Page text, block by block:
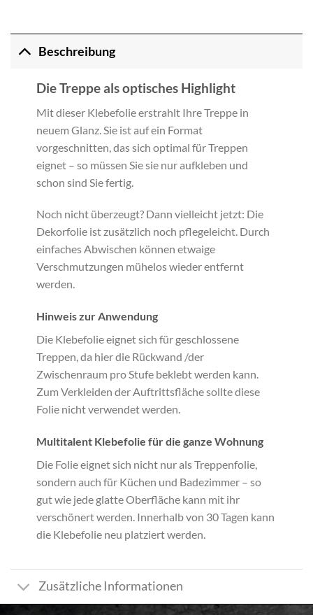
Beschreibung
Die Treppe als optisches Highlight
Mit dieser Klebefolie erstrahlt Ihre Treppe in
neuem Glanz. Sie ist auf ein Format
vorgeschnitten, das sich optimal für Treppen
eignet – so müssen Sie sie nur aufkleben und
schon sind Sie fertig.
Noch nicht überzeugt? Dann vielleicht jetzt: Die
Dekorfolie ist zusätzlich noch pflegeleicht. Durch
einfaches Abwischen können etwaige
Verschmutzungen mühelos wieder entfernt
werden.
Hinweis zur Anwendung
Die Klebefolie eignet sich für geschlossene
Treppen, da hier die Rückwand /der
Zwischenraum pro Stufe beklebt werden kann.
Zum Verkleiden der Auftrittsfläche sollte diese
Folie nicht verwendet werden.
Multitalent Klebefolie für die ganze Wohnung
Die Folie eignet sich nicht nur als Treppenfolie,
sondern auch für Küchen und Badezimmer – so
gut wie jede glatte Oberfläche kann mit ihr
verschönert werden. Innerhalb von 30 Tagen kann
die Klebefolie neu platziert werden.
Zusätzliche Informationen